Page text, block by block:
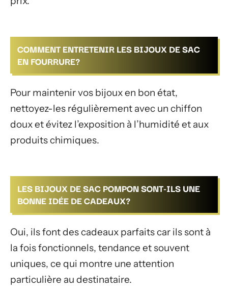
COMMENT ENTRETENIR LES BIJOUX DE SAC
EN FOURRURE?
Pour maintenir vos bijoux en bon état,
nettoyez-les régulièrement avec un chiffon
doux et évitez l’exposition à l’humidité et aux
produits chimiques.
LES BIJOUX DE SAC POMPON SONT-ILS UNE
BONNE IDÉE DE CADEAUX?
Oui, ils font des cadeaux parfaits car ils sont à
la fois fonctionnels, tendance et souvent
uniques, ce qui montre une attention
particulière au destinataire.